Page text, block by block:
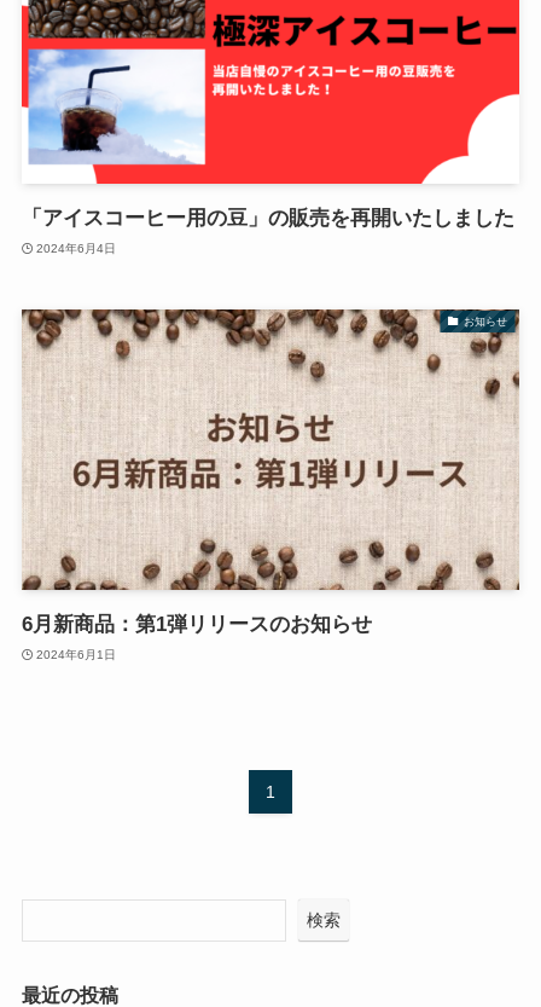
「アイスコーヒー用の豆」の販売を再開いたしました
2024年6月4日
お知らせ
6月新商品：第1弾リリースのお知らせ
2024年6月1日
1
検索
最近の投稿